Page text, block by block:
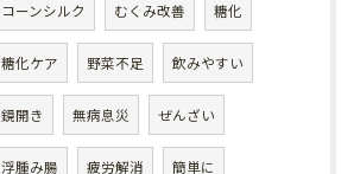
コーンシルク むくみ改善 糖化
糖化ケア 野菜不足 飲みやすい
鏡開き 無病息災 ぜんざい
浮腫み腸 疲労解消 簡単に